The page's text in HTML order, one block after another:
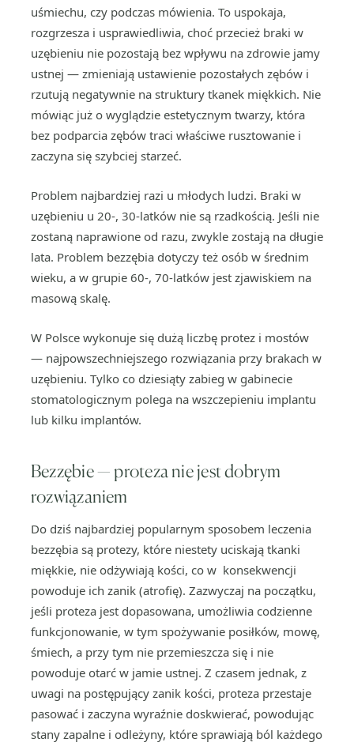
uśmiechu, czy podczas mówienia. To uspokaja,
rozgrzesza i usprawiedliwia, choć przecież braki w
uzębieniu nie pozostają bez wpływu na zdrowie jamy
ustnej — zmieniają ustawienie pozostałych zębów i
rzutują negatywnie na struktury tkanek miękkich. Nie
mówiąc już o wyglądzie estetycznym twarzy, która
bez podparcia zębów traci właściwe rusztowanie i
zaczyna się szybciej starzeć.
Problem najbardziej razi u młodych ludzi. Braki w
uzębieniu u 20-, 30-latków nie są rzadkością. Jeśli nie
zostaną naprawione od razu, zwykle zostają na długie
lata. Problem bezzębia dotyczy też osób w średnim
wieku, a w grupie 60-, 70-latków jest zjawiskiem na
masową skalę.
W Polsce wykonuje się dużą liczbę protez i mostów
— najpowszechniejszego rozwiązania przy brakach w
uzębieniu. Tylko co dziesiąty zabieg w gabinecie
stomatologicznym polega na wszczepieniu implantu
lub kilku implantów.
Bezzębie — proteza nie jest dobrym
rozwiązaniem
Do dziś najbardziej popularnym sposobem leczenia
bezzębia są protezy, które niestety uciskają tkanki
miękkie, nie odżywiają kości, co w konsekwencji
powoduje ich zanik (atrofię). Zazwyczaj na początku,
jeśli proteza jest dopasowana, umożliwia codzienne
funkcjonowanie, w tym spożywanie posiłków, mowę,
śmiech, a przy tym nie przemieszcza się i nie
powoduje otarć w jamie ustnej. Z czasem jednak, z
uwagi na postępujący zanik kości, proteza przestaje
pasować i zaczyna wyraźnie doskwierać, powodując
stany zapalne i odleżyny, które sprawiają ból każdego